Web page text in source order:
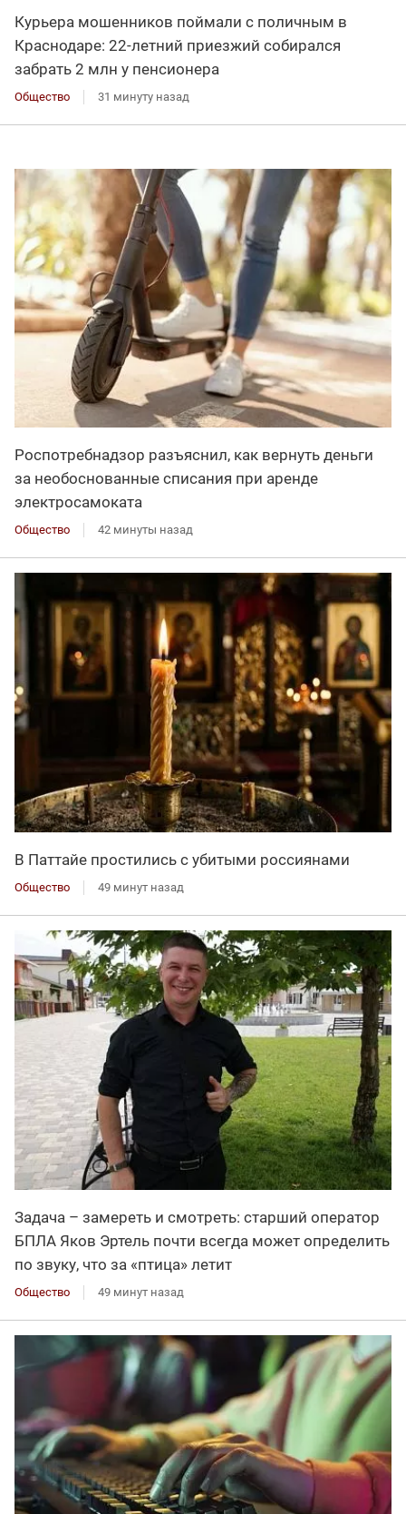
Курьера мошенников поймали с поличным в
Краснодаре: 22-летний приезжий собирался
забрать 2 млн у пенсионера
Общество 31 минуту назад
Роспотребнадзор разъяснил, как вернуть деньги
за необоснованные списания при аренде
электросамоката
Общество 42 минуты назад
В Паттайе простились с убитыми россиянами
Общество 49 минут назад
Задача – замереть и смотреть: старший оператор
БПЛА Яков Эртель почти всегда может определить
по звуку, что за «птица» летит
Общество 49 минут назад